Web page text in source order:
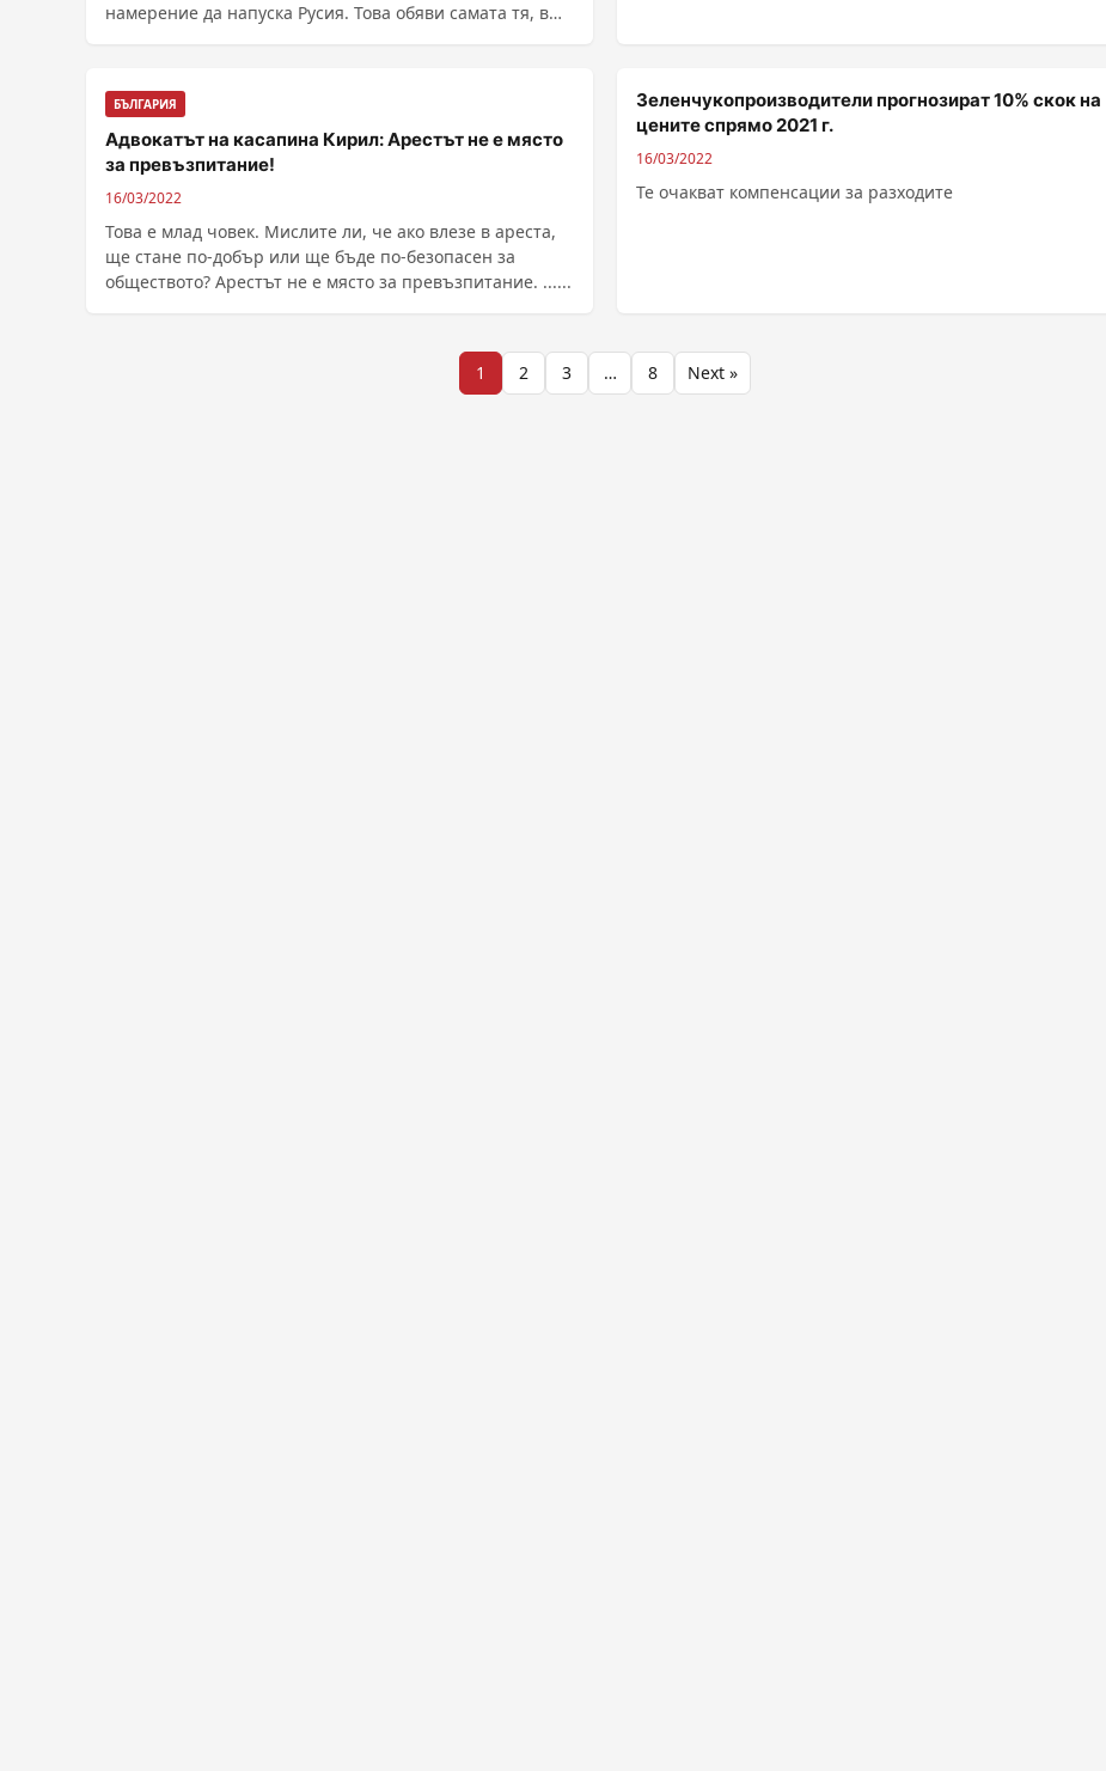
намерение да напуска Русия. Това обяви самата тя, в
БЪЛГАРИЯ
Адвокатът на касапина Кирил: Арестът не е място
за превъзпитание!
16/03/2022
Това е млад човек. Мислите ли, че ако влезе в ареста,
ще стане по-добър или ще бъде по-безопасен за
обществото? Арестът не е място за превъзпитание. ......
Зеленчукопроизводители прогнозират 10% скок на
цените спрямо 2021 г.
16/03/2022
Те очакват компенсации за разходите
1 2 3 … 8 Next »